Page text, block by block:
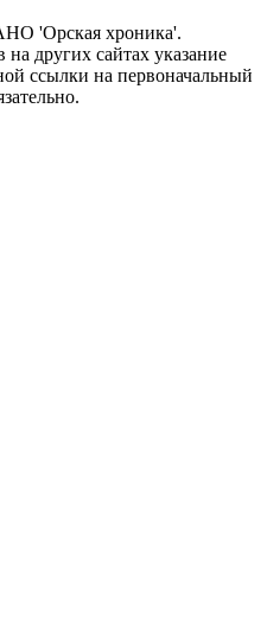
'Орская хроника'.
других сайтах указание
ссылки на первоначальный